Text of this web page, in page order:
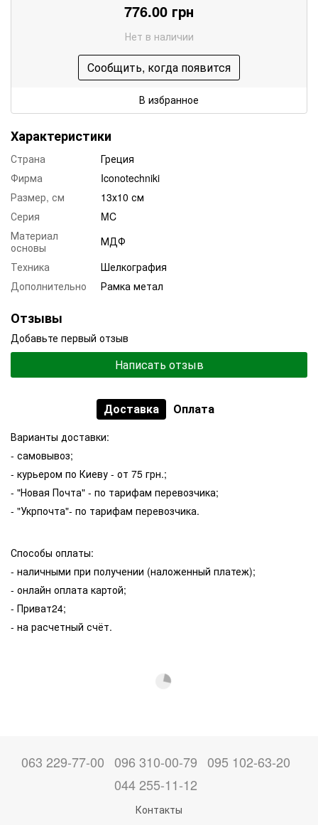
776.00 грн
Нет в наличии
Сообщить, когда появится
В избранное
Характеристики
Страна
Греция
Фирма
Iconotechniki
Размер, см
13х10 см
Серия
MC
Материал
основы
МДФ
Техника
Шелкография
Дополнительно
Рамка метал
Отзывы
Добавьте первый отзыв
Написать отзыв
Доставка Оплата
Варианты доставки:
- самовывоз;
- курьером по Киеву - от 75 грн.;
- "Новая Почта" - по тарифам перевозчика;
- "Укрпочта"- по тарифам перевозчика.
Способы оплаты:
- наличными при получении (наложенный платеж);
- онлайн оплата картой;
- Приват24;
- на расчетный счёт.
063 229-77-00 096 310-00-79 095 102-63-20
044 255-11-12
Контакты